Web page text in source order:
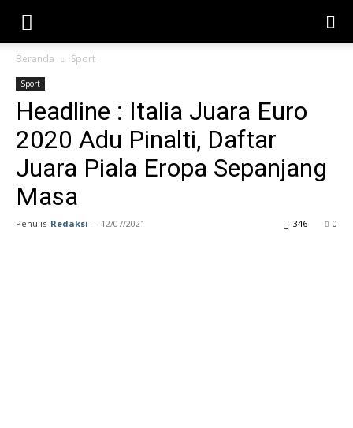
Beranda Sport
Sport
Headline : Italia Juara Euro
2020 Adu Pinalti, Daftar
Juara Piala Eropa Sepanjang
Masa
Penulis Redaksi - 12/07/2021 0
346